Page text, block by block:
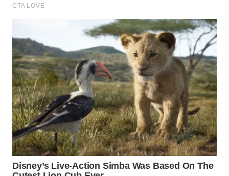
WN
WN
SULUT
WN
MALUKU
WN
MALUT
WN
DAIRI